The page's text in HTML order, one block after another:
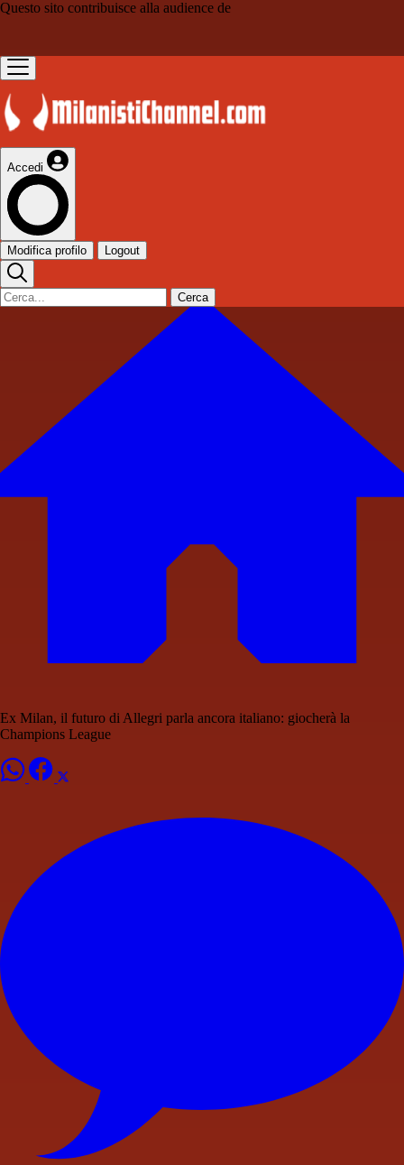
Questo sito contribuisce alla audience de
Accedi
Modifica profilo Logout
Cerca
Ex Milan, il futuro di Allegri parla ancora italiano: giocherà la
Champions League